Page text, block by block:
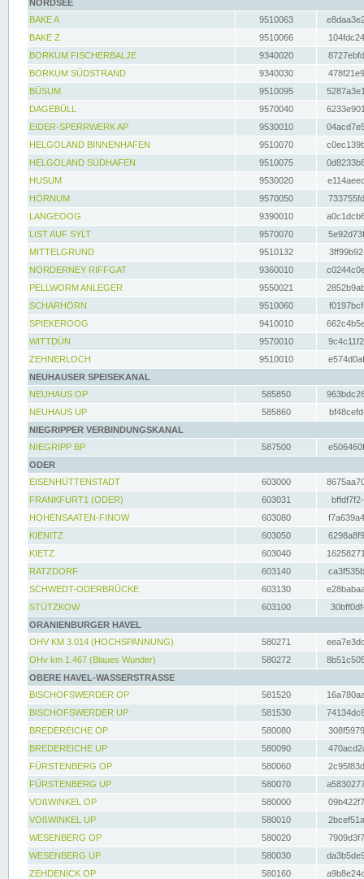
NORDSEE
BAKE A
9510063
BAKE Z
9510066
BORKUM FISCHERBALJE
9340020
BORKUM SÜDSTRAND
9340030
BÜSUM
9510095
DAGEBÜLL
9570040
EIDER-SPERRWERK AP
9530010
HELGOLAND BINNENHAFEN
9510070
HELGOLAND SÜDHAFEN
9510075
HUSUM
9530020
HÖRNUM
9570050
LANGEOOG
9390010
LIST AUF SYLT
9570070
MITTELGRUND
9510132
NORDERNEY RIFFGAT
9360010
PELLWORM ANLEGER
9550021
SCHARHÖRN
9510060
SPIEKEROOG
9410010
WITTDÜN
9570010
ZEHNERLOCH
9510010
NEUHAUSER SPEISEKANAL
NEUHAUS OP
585850
NEUHAUS UP
585860
NIEGRIPPER VERBINDUNGSKANAL
NIEGRIPP BP
587500
ODER
EISENHÜTTENSTADT
603000
FRANKFURT1 (ODER)
603031
HOHENSAATEN-FINOW
603080
KIENITZ
603050
KIETZ
603040
RATZDORF
603140
SCHWEDT-ODERBRÜCKE
603130
STÜTZKOW
603100
ORANIENBURGER HAVEL
OHV KM 3.014 (HOCHSPANNUNG)
580271
OHv km 1.467 (Blaues Wunder)
580272
OBERE HAVEL-WASSERSTRASSE
BISCHOFSWERDER OP
581520
BISCHOFSWERDER UP
581530
BREDEREICHE OP
580080
BREDEREICHE UP
580090
FÜRSTENBERG OP
580060
FÜRSTENBERG UP
580070
VOßWINKEL OP
580000
VOßWINKEL UP
580010
WESENBERG OP
580020
WESENBERG UP
580030
ZEHDENICK OP
580160